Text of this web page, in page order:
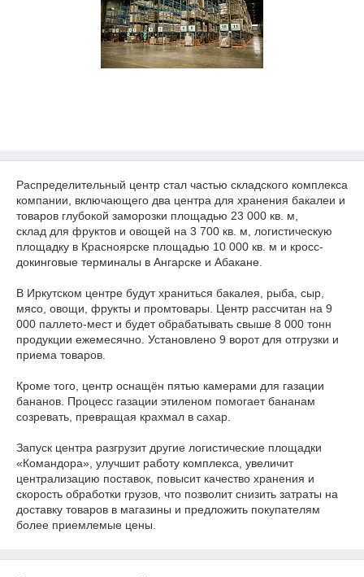
Распределительный центр стал частью складского комплекса
компании, включающего два центра для хранения бакалеи и
товаров глубокой заморозки площадью 23 000 кв. м,
склад для фруктов и овощей на 3 700 кв. м, логистическую
площадку в Красноярске площадью 10 000 кв. м и кросс-
докинговые терминалы в Ангарске и Абакане.
В Иркутском центре будут храниться бакалея, рыба, сыр,
мясо, овощи, фрукты и промтовары. Центр рассчитан на 9
000 паллето-мест и будет обрабатывать свыше 8 000 тонн
продукции ежемесячно. Установлено 9 ворот для отгрузки и
приема товаров.
Кроме того, центр оснащён пятью камерами для газации
бананов. Процесс газации этиленом помогает бананам
созревать, превращая крахмал в сахар.
Запуск центра разгрузит другие логистические площадки
«Командора», улучшит работу комплекса, увеличит
централизацию поставок, повысит качество хранения и
скорость обработки грузов, что позволит снизить затраты на
доставку товаров в магазины и предложить покупателям
более приемлемые цены.